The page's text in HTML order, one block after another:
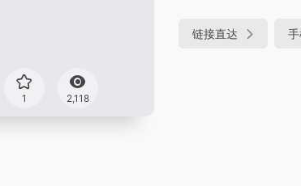
1 2,118
链接直达